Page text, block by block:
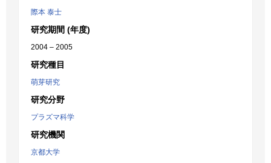
際本 泰士
研究期間 (年度)
2004 – 2005
研究種目
萌芽研究
研究分野
プラズマ科学
研究機関
京都大学